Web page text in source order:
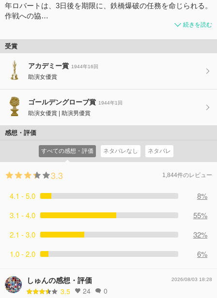
年ロバートは、3日後を期限に、鉄橋爆破の任務を命じられる。
作戦への協…
続きを読む
受賞
アカデミー賞 1944年16回
助演女優賞
ゴールデングローブ賞 1944年1回
助演女優賞 助演男優賞
感想・評価
すべての感想・評価 ネタバレなし ネタバレ
3.3 1,844件のレビュー
4.1 - 5.0
8%
3.1 - 4.0
55%
2.1 - 3.0
32%
1.0 - 2.0
6%
しゅんの感想・評価
3.5 24 0
2026/08/03 18:28